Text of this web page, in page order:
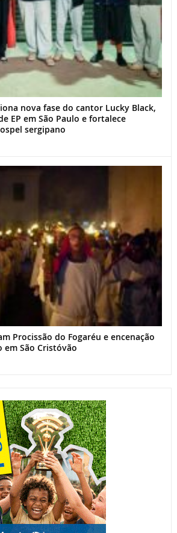
nova fase do cantor Lucky Black,
EP em São Paulo e fortalece
sergipano
Procissão do Fogaréu e encenação
em São Cristóvão